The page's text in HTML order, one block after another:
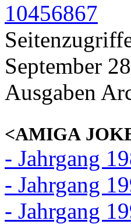
10456867
September
Ausgaben
<AMIGA
- Jahrgang
- Jahrgang
- Jahrgang